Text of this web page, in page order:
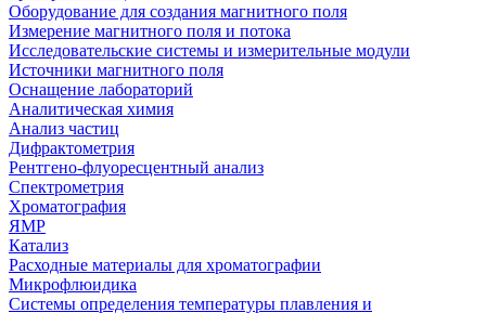
Оборудование для создания магнитного поля
Измерение магнитного поля и потока
Исследовательские системы и измерительные модули
Источники магнитного поля
Оснащение лабораторий
Аналитическая химия
Анализ частиц
Дифрактометрия
Рентгено-флуоресцентный анализ
Спектрометрия
Хроматография
ЯМР
Катализ
Расходные материалы для хроматографии
Микрофлюидика
Системы определения температуры плавления и